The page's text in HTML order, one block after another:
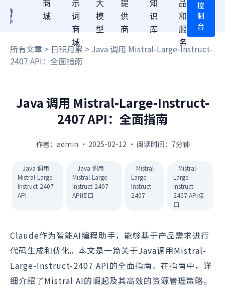
商
城
示
词
商
城
大
模
型
提
供
商
知
识
库
品
和
服
务
控
制
台
所有文章 > 日积月累 > Java 调用 Mistral-Large-Instruct-
2407 API：全面指南
Java 调用 Mistral-Large-Instruct-
2407 API：全面指南
作者：admin · 2025-02-12 · 阅读时间：7分钟
Java 调用
Mistral-Large-
Instruct-2407
API
Java 调用
Mistral-Large-
Instruct-2407
API接口
Mistral-
Large-
Instruct-
2407
Mistral-
Large-
Instruct-
2407 API接
口
Claude作为智能AI编程助手，能够基于产品需求进行
代码生成和优化。本文是一篇关于Java调用Mistral-
Large-Instruct-2407 API的全面指南。在指南中，详
细介绍了Mistral AI的崛起及其高效的资源管理策略。